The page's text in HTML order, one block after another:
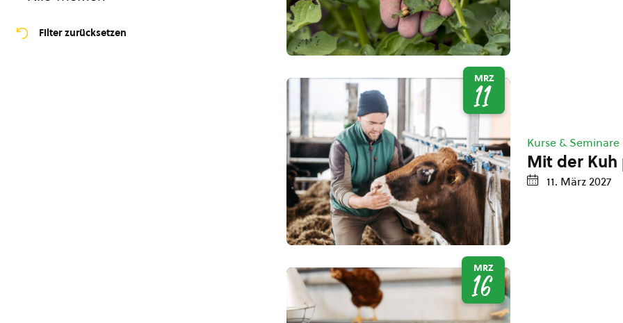
Kurse & Seminare
Mit der Kuh
11. März 2027
MRZ
11
MRZ
16
Filter zurücksetzen